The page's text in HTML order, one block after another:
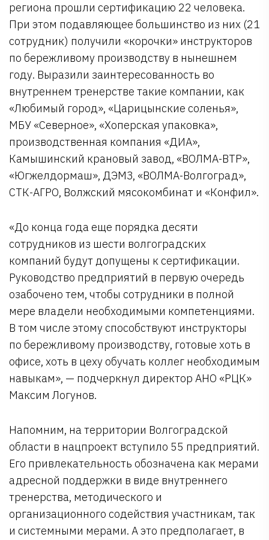
региона прошли сертификацию 22 человека.
При этом подавляющее большинство из них (21
сотрудник) получили «корочки» инструкторов
по бережливому производству в нынешнем
году. Выразили заинтересованность во
внутреннем тренерстве такие компании, как
«Любимый город», «Царицынские соленья»,
МБУ «Северное», «Хоперская упаковка»,
производственная компания «ДИА»,
Камышинский крановый завод, «ВОЛМА-ВТР»,
«Югжелдормаш», ДЭМЗ, «ВОЛМА-Волгоград»,
СТК-АГРО, Волжский мясокомбинат и «Конфил».
«До конца года еще порядка десяти
сотрудников из шести волгоградских
компаний будут допущены к сертификации.
Руководство предприятий в первую очередь
озабочено тем, чтобы сотрудники в полной
мере владели необходимыми компетенциями.
В том числе этому способствуют инструкторы
по бережливому производству, готовые хоть в
офисе, хоть в цеху обучать коллег необходимым
навыкам», — подчеркнул директор АНО «РЦК»
Максим Логунов.
Напомним, на территории Волгоградской
области в нацпроект вступило 55 предприятий.
Его привлекательность обозначена как мерами
адресной поддержки в виде внутреннего
тренерства, методического и
организационного содействия участникам, так
и системными мерами. А это предполагает, в